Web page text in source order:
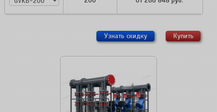
Узнать скидку Купить